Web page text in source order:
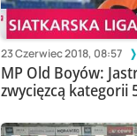
23 Czerwiec 2018, 08:57
MP Old Boyów:
zwycięzcą kategorii